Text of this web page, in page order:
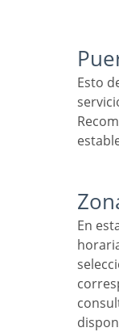
Esto definirá en qué puerto se ejecutará el
En esta opción, puede configurar la zona